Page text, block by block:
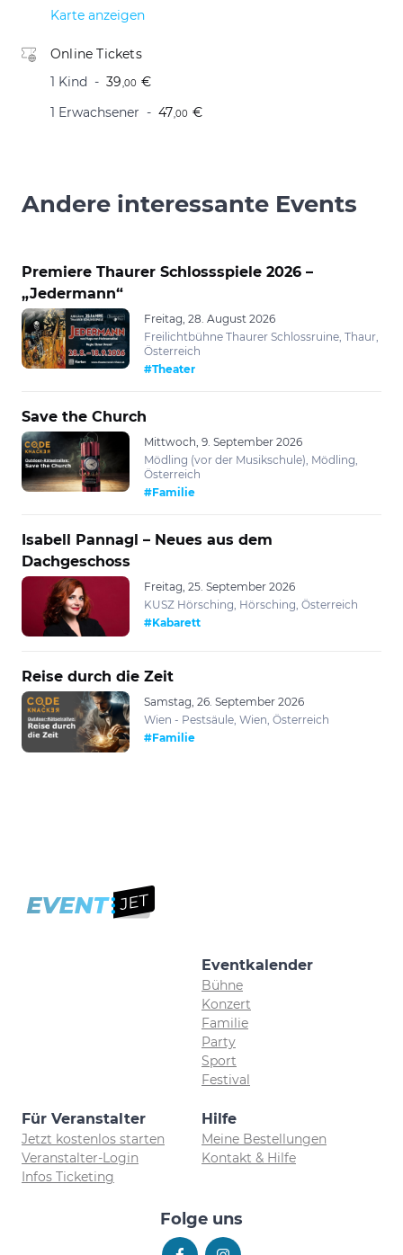
Karte anzeigen
Online Tickets
1 Kind
39 ,00 €
1 Erwachsener
47 ,00 €
Andere interessante Events
Premiere Thaurer Schlossspiele 2026 –
„Jedermann“
Freitag, 28. August 2026
Freilichtbühne Thaurer Schlossruine, Thaur,
Österreich
#Theater
Save the Church
Mittwoch, 9. September 2026
Mödling (vor der Musikschule), Mödling,
Österreich
#Familie
Isabell Pannagl – Neues aus dem
Dachgeschoss
Freitag, 25. September 2026
KUSZ Hörsching, Hörsching, Österreich
#Kabarett
Reise durch die Zeit
Samstag, 26. September 2026
Wien - Pestsäule, Wien, Österreich
#Familie
Eventkalender
Bühne
Konzert
Familie
Party
Sport
Festival
Für Veranstalter
Jetzt kostenlos starten
Veranstalter-Login
Infos Ticketing
Hilfe
Meine Bestellungen
Kontakt & Hilfe
Folge uns